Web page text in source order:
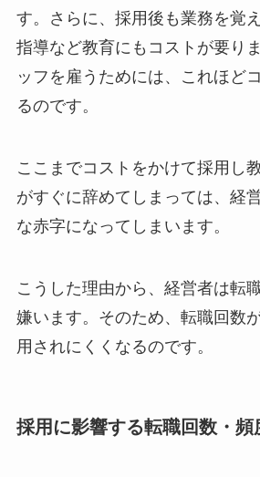
す。さらに、採用後も業務を覚
指導など教育にもコストが要り
ッフを雇うためには、これほど
るのです。
ここまでコストをかけて採用し
がすぐに辞めてしまっては、経
な赤字になってしまいます。
こうした理由から、経営者は転
嫌います。そのため、転職回数
用されにくくなるのです。
採用に影響する転職回数・頻